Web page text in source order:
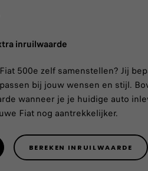
inruilwaarde
500e zelf samenstellen? Jij
bij jouw wensen en stijl.
wanneer je je huidige auto
Fiat nog aantrekkelijker.
BEREKEN INRUILWAARDE